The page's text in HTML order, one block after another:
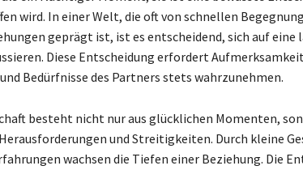
wird. In einer Welt, die oft von schnellen
geprägt ist, ist es entscheidend, sich auf
Diese Entscheidung erfordert
Bedürfnisse des Partners stets wahrzunehmen.
besteht nicht nur aus glücklichen Momenten,
und Streitigkeiten. Durch kleine
wachsen die Tiefen einer Beziehung. Die